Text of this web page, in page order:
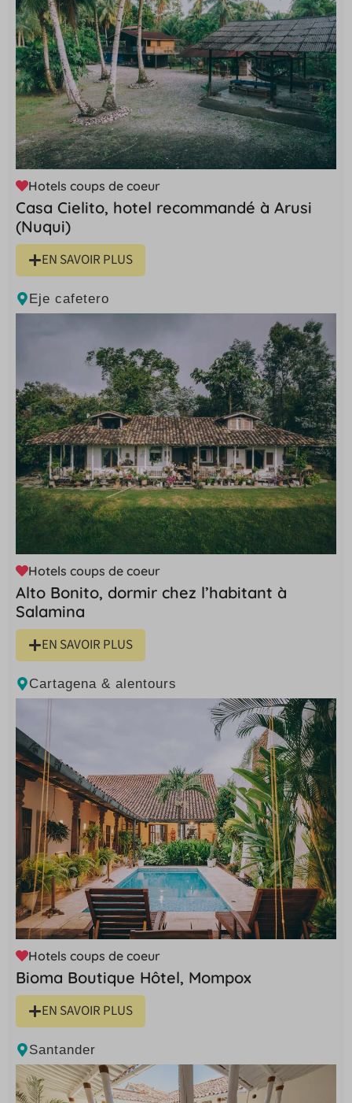
Hotels coups de coeur
Casa Cielito, hotel recommandé à Arusi
(Nuqui)
EN SAVOIR PLUS
Eje cafetero
Hotels coups de coeur
Alto Bonito, dormir chez l’habitant à
Salamina
EN SAVOIR PLUS
Cartagena & alentours
Hotels coups de coeur
Bioma Boutique Hôtel, Mompox
EN SAVOIR PLUS
Santander